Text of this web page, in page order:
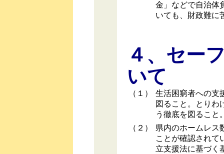
金」などで自治体
いても、財政難に
４、セー
いて
（１）
生活困窮者への支
図ること。とりわ
う徹底を図ること
（２）
県内のホームレス
ことが確認されて
立支援法に基づく